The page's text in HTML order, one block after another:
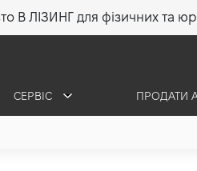
В ЛІЗИНГ для фізичних та
СЕРВІС ПРОДАТИ